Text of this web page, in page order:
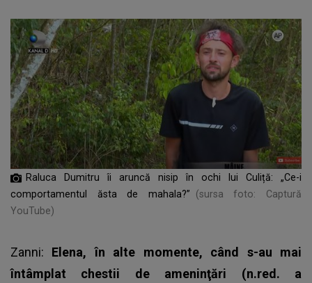
Raluca Dumitru îi aruncă nisip în ochi lui Culiță: „Ce-i
comportamentul ăsta de mahala?”
(sursa foto: Captură
YouTube)
Zanni: Elena, în alte momente, când s-au mai
întâmplat chestii de ameninţări (n.red. a